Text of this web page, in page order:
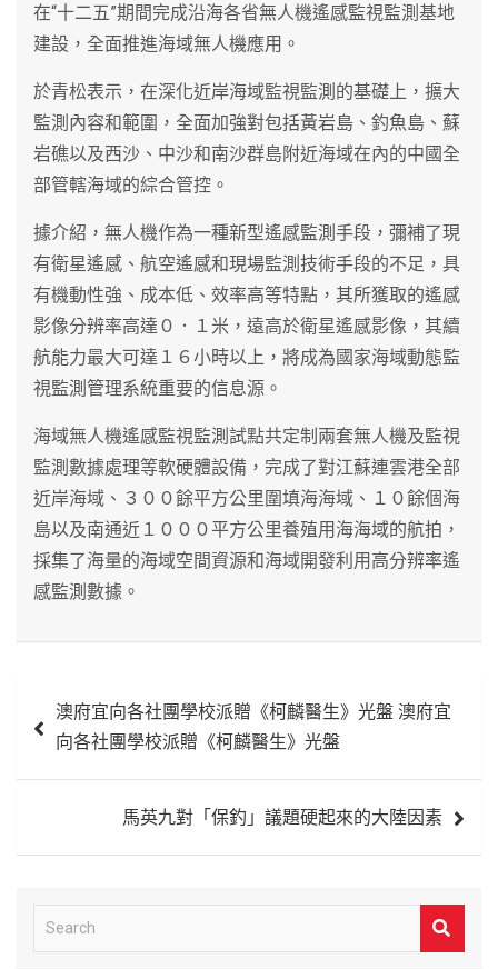
在“十二五”期間完成沿海各省無人機遙感監視監測基地
建設，全面推進海域無人機應用。
於青松表示，在深化近岸海域監視監測的基礎上，擴大
監測內容和範圍，全面加強對包括黃岩島、釣魚島、蘇
岩礁以及西沙、中沙和南沙群島附近海域在內的中國全
部管轄海域的綜合管控。
據介紹，無人機作為一種新型遙感監測手段，彌補了現
有衛星遙感、航空遙感和現場監測技術手段的不足，具
有機動性強、成本低、效率高等特點，其所獲取的遙感
影像分辨率高達０．１米，遠高於衛星遙感影像，其續
航能力最大可達１６小時以上，將成為國家海域動態監
視監測管理系統重要的信息源。
海域無人機遙感監視監測試點共定制兩套無人機及監視
監測數據處理等軟硬體設備，完成了對江蘇連雲港全部
近岸海域、３００餘平方公里圍填海海域、１０餘個海
島以及南通近１０００平方公里養殖用海海域的航拍，
採集了海量的海域空間資源和海域開發利用高分辨率遙
感監測數據。
章
澳府宜向各社團學校派贈《柯麟醫生》光盤 澳府宜
向各社團學校派贈《柯麟醫生》光盤
馬英九對「保釣」議題硬起來的大陸因素
e